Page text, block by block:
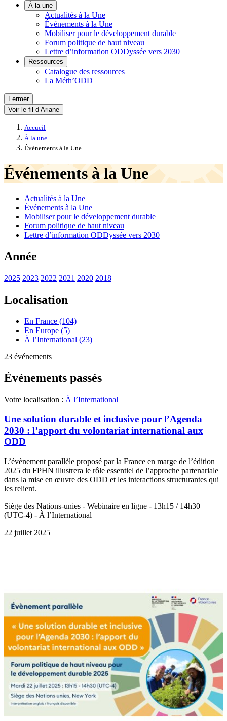
À la une
Actualités à la Une
Événements à la Une
Mobiliser pour le développement durable
Forum politique de haut niveau
Lettre d’information ODDyssée vers 2030
Ressources
Catalogue des ressources
La Méth’ODD
Fermer
Voir le fil d’Ariane
Accueil
À la une
Événements à la Une
Événements à la Une
Actualités à la Une
Événements à la Une
Mobiliser pour le développement durable
Forum politique de haut niveau
Lettre d’information ODDyssée vers 2030
Année
2025 2023 2022 2021 2020 2018
Localisation
En France (104)
En Europe (5)
À l’International (23)
23 événements
Événements passés
Votre localisation : À l’International
Une solution durable et inclusive pour l’Agenda
2030 : l’apport du volontariat international aux
ODD
L’évènement parallèle proposé par la France en marge de l’édition
2025 du FPHN illustrera le rôle essentiel de l’approche partenariale
dans la mise en œuvre des ODD et les interactions structurantes qui
les relient.
Siège des Nations-unies - Webinaire en ligne - 13h15 / 14h30
(UTC-4) - À l’International
22 juillet 2025